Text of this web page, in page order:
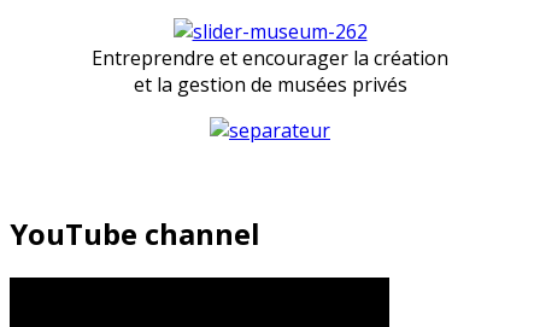
Entreprendre et encourager la création
et la gestion de musées privés
YouTube channel